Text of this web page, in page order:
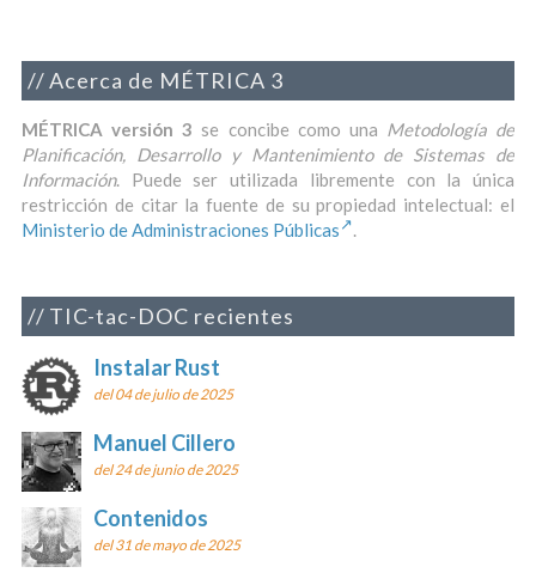
Acerca de MÉTRICA 3
MÉTRICA versión 3 se concibe como una Metodología de
Planificación, Desarrollo y Mantenimiento de Sistemas de
Información. Puede ser utilizada libremente con la única
restricción de citar la fuente de su propiedad intelectual: el
Ministerio de Administraciones Públicas
.
TIC-tac-DOC recientes
Instalar Rust
del 04 de julio de 2025
Manuel Cillero
del 24 de junio de 2025
Contenidos
del 31 de mayo de 2025